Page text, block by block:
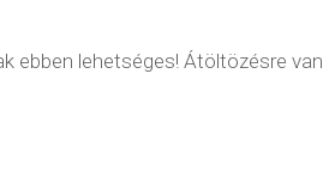
ebben lehetséges! Átöltözésre van